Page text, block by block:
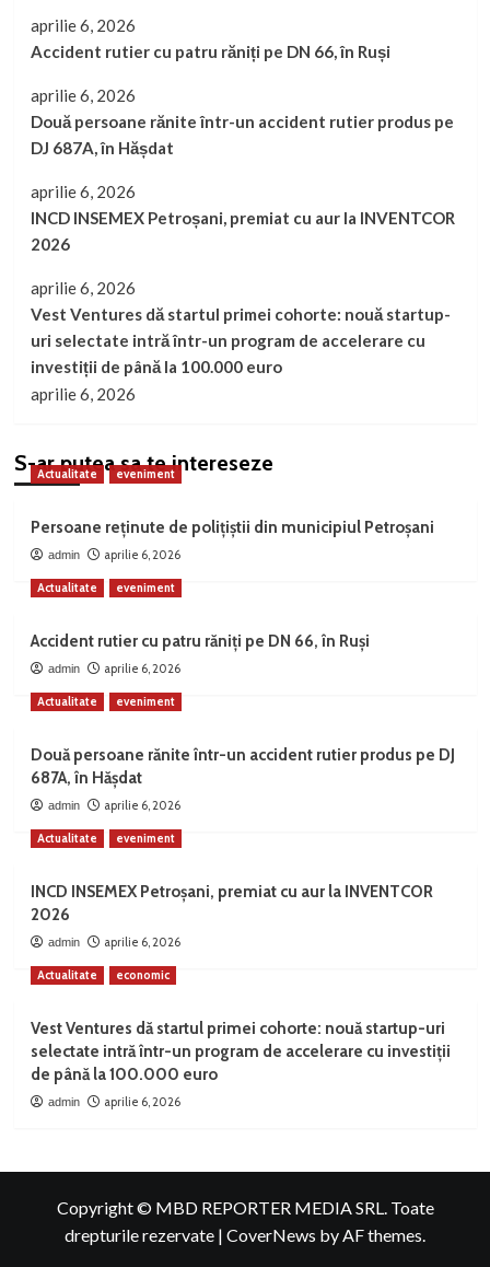
calculează
contribuția
asigurări
de
sănătate?
aprilie 6, 2026
Accident rutier cu patru răniți pe DN 66, în Ruși
aprilie 6, 2026
Două persoane rănite într-un accident rutier produs pe
DJ 687A, în Hășdat
aprilie 6, 2026
INCD INSEMEX Petroșani, premiat cu aur la INVENTCOR
2026
aprilie 6, 2026
Vest Ventures dă startul primei cohorte: nouă startup-
uri selectate intră într-un program de accelerare cu
investiții de până la 100.000 euro
aprilie 6, 2026
S-ar putea sa te intereseze
Actualitate eveniment
Persoane reținute de polițiștii din municipiul Petroșani
admin aprilie 6, 2026
Actualitate eveniment
Accident rutier cu patru răniți pe DN 66, în Ruși
admin aprilie 6, 2026
Actualitate eveniment
Două persoane rănite într-un accident rutier produs pe DJ
687A, în Hășdat
admin aprilie 6, 2026
Actualitate eveniment
INCD INSEMEX Petroșani, premiat cu aur la INVENTCOR
2026
admin aprilie 6, 2026
Actualitate economic
Vest Ventures dă startul primei cohorte: nouă startup-uri
selectate intră într-un program de accelerare cu investiții
de până la 100.000 euro
admin aprilie 6, 2026
Copyright © MBD REPORTER MEDIA SRL. Toate
drepturile rezervate | CoverNews by AF themes.